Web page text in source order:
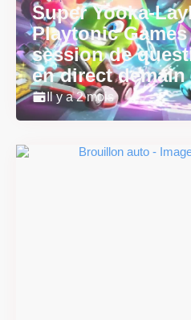
Super Yooka-
Playtonic
session de
en direct demain
Il y a 2 mois